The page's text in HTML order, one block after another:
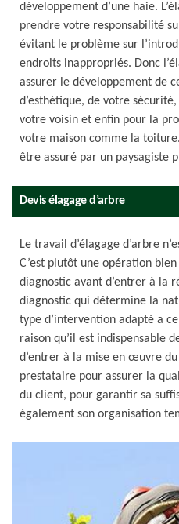
développement d’une haie.
prendre votre responsabilité
évitant le problème sur
endroits inappropriés. Donc
assurer le développement de
d’esthétique, de votre
votre voisin et enfin pour la
votre maison comme la
être assuré par un paysagiste
Devis élagage d’arbre
Le travail d’élagage d’arbre
C’est plutôt une opération
diagnostic avant d’entrer à la
diagnostic qui détermine la
type d’intervention adapté a
raison qu’il est indispensable
d’entrer à la mise en œuvre
prestataire pour assurer la
du client, pour garantir sa
également son organisation